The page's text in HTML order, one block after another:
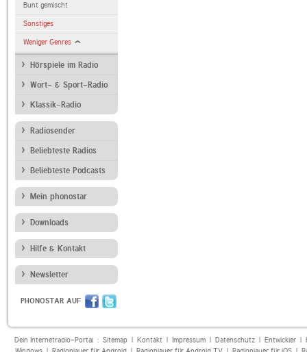
Bunt gemischt
Sonstiges
Weniger Genres
Hörspiele im Radio
Wort- & Sport-Radio
Klassik-Radio
Radiosender
Beliebteste Radios
Beliebteste Podcasts
Mein phonostar
Downloads
Hilfe & Kontakt
Newsletter
PHONOSTAR AUF
Dein Internetradio-Portal : Sitemap| Kontakt| Impressum| Datenschutz| Entwickler|